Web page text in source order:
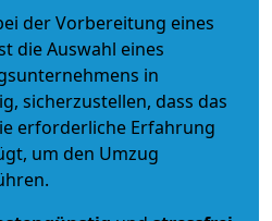
der Vorbereitung eines
die Auswahl eines
in
sicherzustellen, dass das
erforderliche Erfahrung
um den Umzug